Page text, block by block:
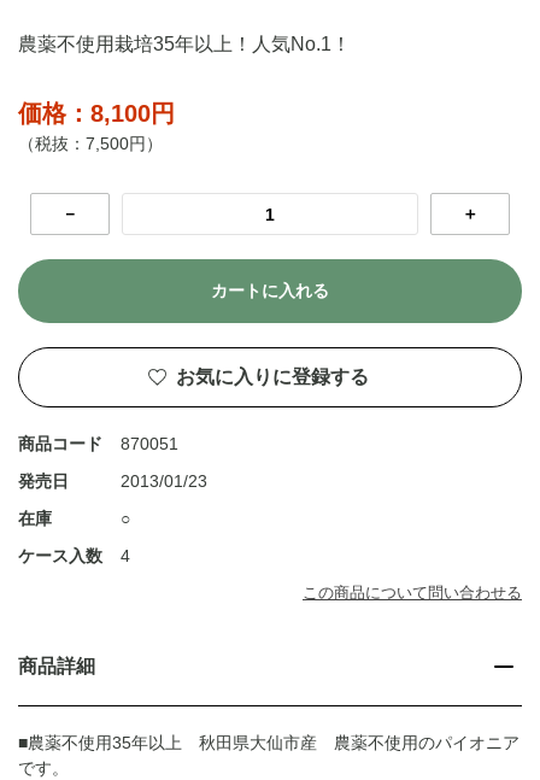
農薬不使用栽培35年以上！人気No.1！
価格：8,100円
（税抜：7,500円）
－ ＋
カートに入れる
お気に入りに登録する
商品コード
870051
発売日
2013/01/23
在庫
○
ケース入数
4
この商品について問い合わせる
商品詳細
■農薬不使用35年以上 秋田県大仙市産 農薬不使用のパイオニア
です。